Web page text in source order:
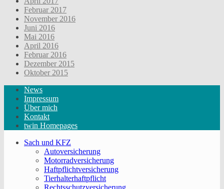
Februar 2017
November 2016
Juni 2016
Mai 2016
April 2016
Februar 2016
Dezember 2015
Oktober 2015
News
Impressum
Über mich
Kontakt
twin Homepages
Sach und KFZ
Autoversicherung
Motorradversicherung
Haftpflichtversicherung
Tierhalterhaftpflicht
Rechtsschutzversicherung